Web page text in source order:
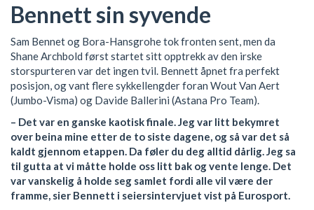
Bennett sin syvende
Sam Bennet og Bora-Hansgrohe tok fronten sent, men da
Shane Archbold først startet sitt opptrekk av den irske
storspurteren var det ingen tvil. Bennett åpnet fra perfekt
posisjon, og vant flere sykkellengder foran Wout Van Aert
(Jumbo-Visma) og Davide Ballerini (Astana Pro Team).
– Det var en ganske kaotisk finale. Jeg var litt bekymret
over beina mine etter de to siste dagene, og så var det så
kaldt gjennom etappen. Da føler du deg alltid dårlig. Jeg sa
til gutta at vi måtte holde oss litt bak og vente lenge. Det
var vanskelig å holde seg samlet fordi alle vil være der
framme, sier Bennett i seiersintervjuet vist på Eurosport.